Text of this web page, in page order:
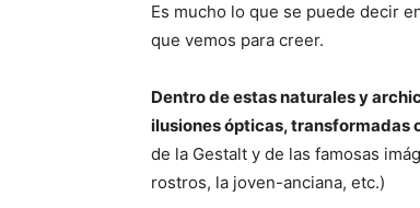
Es mucho lo que se puede decir
que vemos para creer.
Dentro de estas naturales y
ilusiones ópticas, transformadas
de la Gestalt y de las famosas
rostros, la joven-anciana, etc.)